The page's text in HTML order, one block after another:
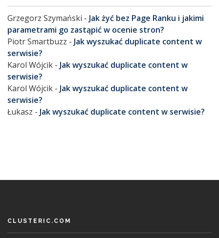
Grzegorz Szymański - Jak żyć bez Page Ranku i jakimi
parametrami go zastąpić w ocenie stron?
Piotr Smartbuzz - Jak wyszukać duplicate content w
serwisie?
Karol Wójcik - Jak wyszukać duplicate content w
serwisie?
Karol Wójcik - Jak wyszukać duplicate content w
serwisie?
Łukasz - Jak wyszukać duplicate content w serwisie?
CLUSTERIC.COM